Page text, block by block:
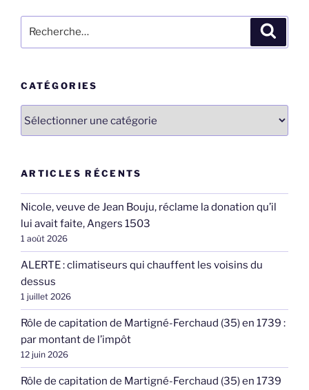
pour
CATÉGORIES
ARTICLES RÉCENTS
Nicole, veuve de Jean Bouju, réclame la donation qu’il
lui avait faite, Angers 1503
1 août 2026
ALERTE : climatiseurs qui chauffent les voisins du
dessus
1 juillet 2026
Rôle de capitation de Martigné-Ferchaud (35) en 1739 :
par montant de l’impôt
12 juin 2026
Rôle de capitation de Martigné-Ferchaud (35) en 1739